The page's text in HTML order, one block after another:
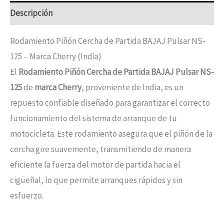
Descripción
Rodamiento Piñón Cercha de Partida BAJAJ Pulsar NS-
125 – Marca Cherry (India)
El Rodamiento Piñón Cercha de Partida BAJAJ Pulsar NS-
125de marca Cherry, proveniente de India, es un
repuesto confiable diseñado para garantizar el correcto
funcionamiento del sistema de arranque de tu
motocicleta. Este rodamiento asegura que el piñón de la
cercha gire suavemente, transmitiendo de manera
eficiente la fuerza del motor de partida hacia el
cigüeñal, lo que permite arranques rápidos y sin
esfuerzo.